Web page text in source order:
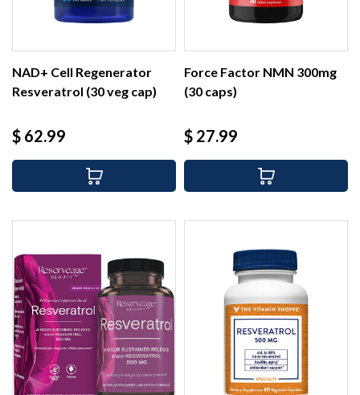
NAD+ Cell Regenerator
Resveratrol (30 veg cap)
Precio
$ 62.99
Force Factor NMN 300mg
(30 caps)
Precio
$ 27.99